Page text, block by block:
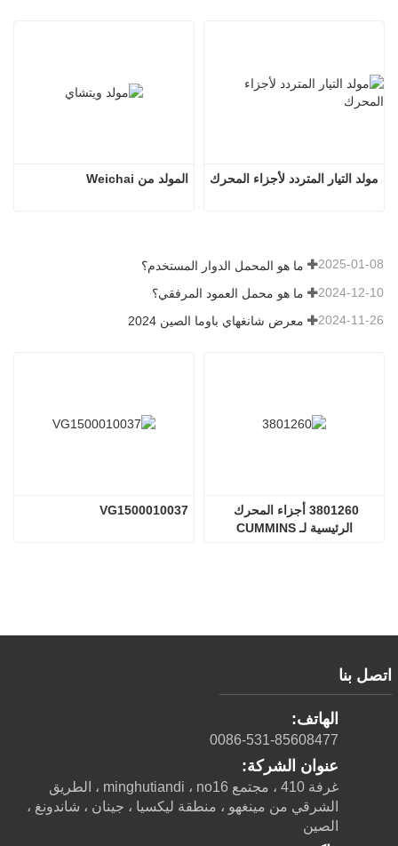
المولد من Weichai مولد التيار المتردد لأجزاء المحرك
ما هو المحمل الدوار المستخدم؟ 2025-01-08
ما هو محمل العمود المرفقي؟ 2024-12-10
معرض شانغهاي باوما الصين 2024 2024-11-26
VG1500010037
الرئيسية لـ CUMMINS
اتصل بنا
الهاتف:
0086-531-85608477
عنوان الشركة:
غرفة 410 ، مجتمع minghutiandi ، no16 ، الطريق
الشرقي من مينغهو ، منطقة ليكسيا ، جينان ، شاندونغ ،
الصين